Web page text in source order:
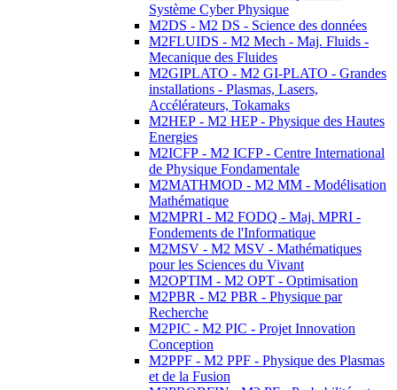
Système Cyber Physique
M2DS - M2 DS - Science des données
M2FLUIDS - M2 Mech - Maj. Fluids -
Mecanique des Fluides
M2GIPLATO - M2 GI-PLATO - Grandes
installations - Plasmas, Lasers,
Accélérateurs, Tokamaks
M2HEP - M2 HEP - Physique des Hautes
Energies
M2ICFP - M2 ICFP - Centre International
de Physique Fondamentale
M2MATHMOD - M2 MM - Modélisation
Mathématique
M2MPRI - M2 FODQ - Maj. MPRI -
Fondements de l'Informatique
M2MSV - M2 MSV - Mathématiques
pour les Sciences du Vivant
M2OPTIM - M2 OPT - Optimisation
M2PBR - M2 PBR - Physique par
Recherche
M2PIC - M2 PIC - Projet Innovation
Conception
M2PPF - M2 PPF - Physique des Plasmas
et de la Fusion